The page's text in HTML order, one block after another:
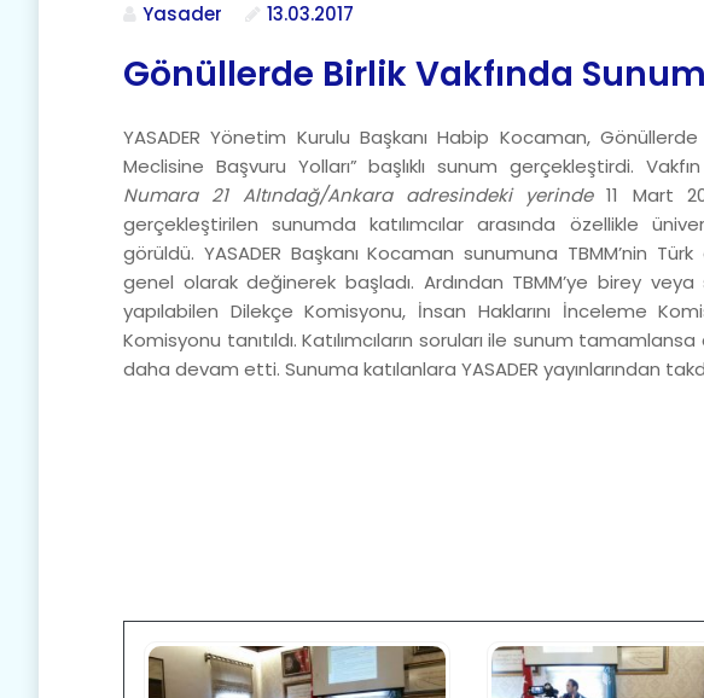
Yasader 13.03.2017
Gönüllerde Birlik Vakfında Sunum
YASADER Yönetim Kurulu Başkanı Habip Kocaman,
Meclisine Başvuru Yolları” başlıklı sunum gerçekleştirdi. Vakfın
Numara 21 Altındağ/Ankara adresindeki yerinde11 Mart
gerçekleştirilen sunumda katılımcılar arasında özellikle
görüldü. YASADER Başkanı Kocaman sunumuna TBMM’nin
genel olarak değinerek başladı. Ardından TBMM’ye birey
yapılabilen Dilekçe Komisyonu, İnsan Haklarını İnceleme
Komisyonu tanıtıldı. Katılımcıların soruları ile sunum
daha devam etti. Sunuma katılanlara YASADER yayınlarından